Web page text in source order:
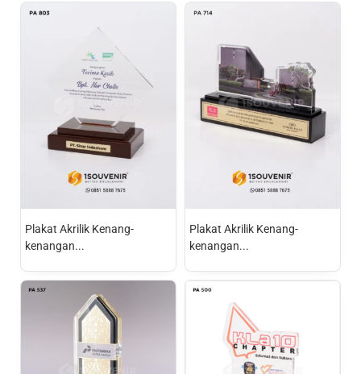
Plakat Akrilik Kenang-
kenangan...
Plakat Akrilik Kenang-
kenangan...